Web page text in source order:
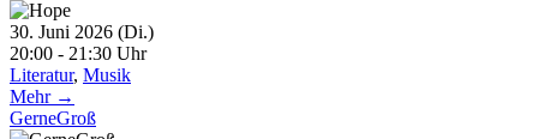
30. Juni 2026 (Di.)
20:00 - 21:30 Uhr
Literatur, Musik
Mehr →
GerneGroß